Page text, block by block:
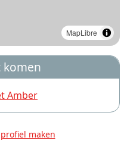
MapLibre
Amber
maken